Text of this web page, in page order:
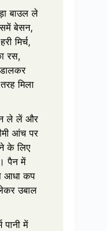
बाउल ले
बेसन,
मिर्च,
रस,
मिला
ले लें और
आंच पर
के लिए
पैन में
आधा कप
उबाल
पानी में